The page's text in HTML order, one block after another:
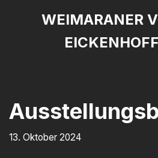
WEIMARANER
EICKENHOFF
13. Oktober 2024